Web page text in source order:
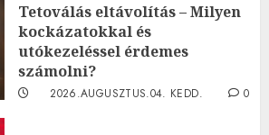
Tetoválás eltávolítás – Milyen
kockázatokkal és
utókezeléssel érdemes
számolni?
2026.AUGUSZTUS.04. KEDD.
0